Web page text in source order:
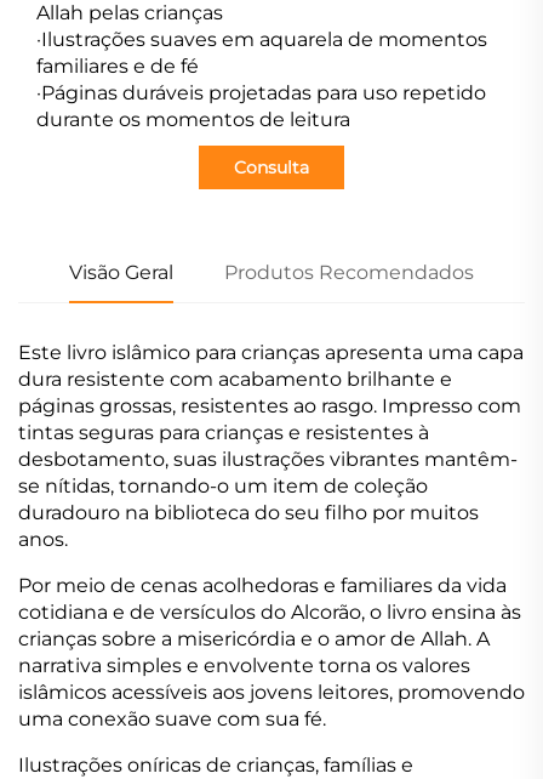
Allah pelas crianças
·Ilustrações suaves em aquarela de momentos
familiares e de fé
·Páginas duráveis projetadas para uso repetido
durante os momentos de leitura
Consulta
Visão Geral Produtos Recomendados
Este livro islâmico para crianças apresenta uma capa
dura resistente com acabamento brilhante e
páginas grossas, resistentes ao rasgo. Impresso com
tintas seguras para crianças e resistentes à
desbotamento, suas ilustrações vibrantes mantêm-
se nítidas, tornando-o um item de coleção
duradouro na biblioteca do seu filho por muitos
anos.
Por meio de cenas acolhedoras e familiares da vida
cotidiana e de versículos do Alcorão, o livro ensina às
crianças sobre a misericórdia e o amor de Allah. A
narrativa simples e envolvente torna os valores
islâmicos acessíveis aos jovens leitores, promovendo
uma conexão suave com sua fé.
Ilustrações oníricas de crianças, famílias e